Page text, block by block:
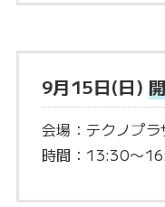
9月15日(日)
会場：テクノプ
時間：13:30〜